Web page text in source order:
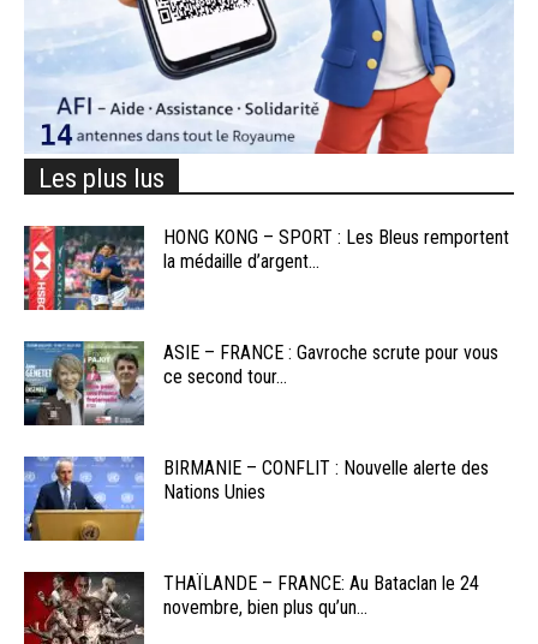
Les plus lus
HONG KONG – SPORT : Les Bleus remportent
la médaille d’argent...
ASIE – FRANCE : Gavroche scrute pour vous
ce second tour...
BIRMANIE – CONFLIT : Nouvelle alerte des
Nations Unies
THAÏLANDE – FRANCE: Au Bataclan le 24
novembre, bien plus qu’un...